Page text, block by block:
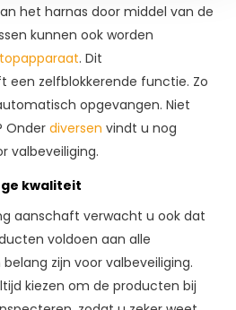
het harnas door middel van de
kunnen ook worden
. Dit
een zelfblokkerende functie. Zo
opgevangen. Niet
Onderdiversen vindt u nog
valbeveiliging.
kwaliteit
aanschaft verwacht u ook dat
voldoen aan alle
zijn voor valbeveiliging.
kiezen om de producten bij